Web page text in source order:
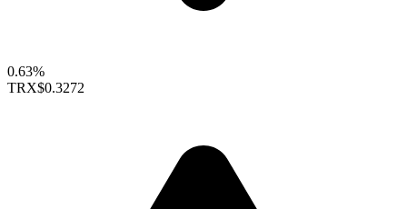
0.63%
TRX$0.3272